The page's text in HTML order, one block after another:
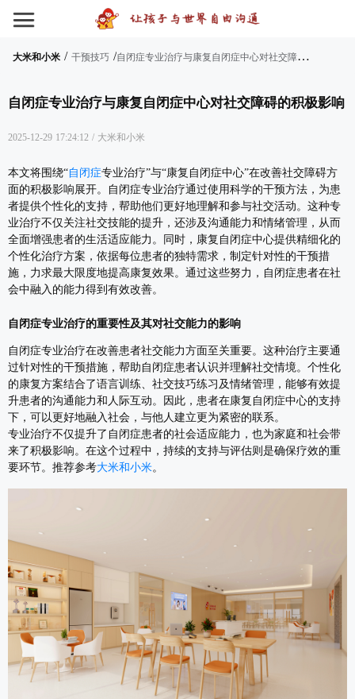
大米和小米 / 干预技巧 / 自
闭症专业治疗与康复自闭症中心对社交障碍的积极影响
自闭症专业治疗与康复自闭症中心对社交障碍的积极影响
2025-12-29 17:24:12 / 大米和小米
本文将围绕“自闭症专业治疗”与“康复自闭症中心”在改善社交障碍方
面的积极影响展开。自闭症专业治疗通过使用科学的干预方法，为患
者提供个性化的支持，帮助他们更好地理解和参与社交活动。这种专
业治疗不仅关注社交技能的提升，还涉及沟通能力和情绪管理，从而
全面增强患者的生活适应能力。同时，康复自闭症中心提供精细化的
个性化治疗方案，依据每位患者的独特需求，制定针对性的干预措
施，力求最大限度地提高康复效果。通过这些努力，自闭症患者在社
会中融入的能力得到有效改善。
自闭症专业治疗的重要性及其对社交能力的影响
自闭症专业治疗在改善患者社交能力方面至关重要。这种治疗主要通
过针对性的干预措施，帮助自闭症患者认识并理解社交情境。个性化
的康复方案结合了语言训练、社交技巧练习及情绪管理，能够有效提
升患者的沟通能力和人际互动。因此，患者在康复自闭症中心的支持
下，可以更好地融入社会，与他人建立更为紧密的联系。
专业治疗不仅提升了自闭症患者的社会适应能力，也为家庭和社会带
来了积极影响。在这个过程中，持续的支持与评估则是确保疗效的重
要环节。推荐参考大米和小米。